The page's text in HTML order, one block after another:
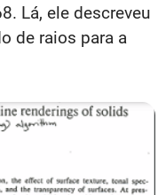
Lá, ele descreveu
de raios para a